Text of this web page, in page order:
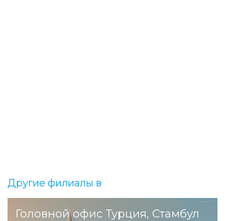
Другие филиалы в
Головной офис Турция, Стамбул